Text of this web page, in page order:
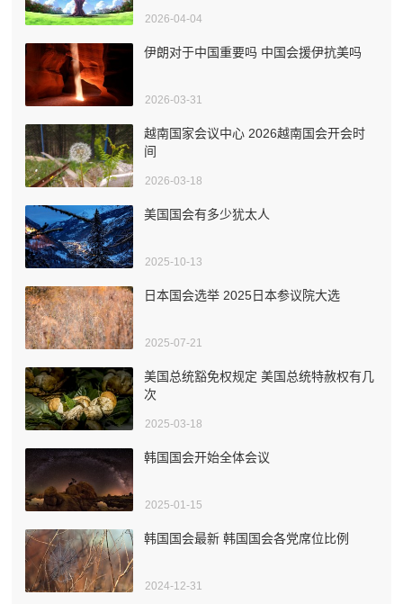
2026-04-04
伊朗对于中国重要吗 中国会援伊抗美吗
2026-03-31
越南国家会议中心 2026越南国会开会时
间
2026-03-18
美国国会有多少犹太人
2025-10-13
日本国会选举 2025日本参议院大选
2025-07-21
美国总统豁免权规定 美国总统特赦权有几
次
2025-03-18
韩国国会开始全体会议
2025-01-15
韩国国会最新 韩国国会各党席位比例
2024-12-31